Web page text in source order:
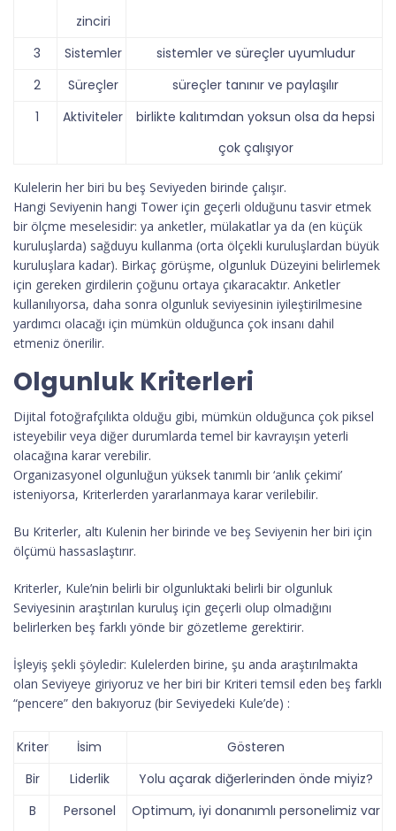
zinciri
3 Sistemler
sistemler ve süreçler uyumludur
2
Süreçler
süreçler tanınır ve paylaşılır
1
Aktiviteler
birlikte kalıtımdan yoksun olsa da hepsi
çok çalışıyor
Kulelerin her biri bu beş Seviyeden birinde çalışır.
Hangi Seviyenin hangi Tower için geçerli olduğunu tasvir etmek
bir ölçme meselesidir: ya anketler, mülakatlar ya da (en küçük
kuruluşlarda) sağduyu kullanma (orta ölçekli kuruluşlardan büyük
kuruluşlara kadar). Birkaç görüşme, olgunluk Düzeyini belirlemek
için gereken girdilerin çoğunu ortaya çıkaracaktır. Anketler
kullanılıyorsa, daha sonra olgunluk seviyesinin iyileştirilmesine
yardımcı olacağı için mümkün olduğunca çok insanı dahil
etmeniz önerilir.
Olgunluk Kriterleri
Dijital fotoğrafçılıkta olduğu gibi, mümkün olduğunca çok piksel
isteyebilir veya diğer durumlarda temel bir kavrayışın yeterli
olacağına karar verebilir.
Organizasyonel olgunluğun yüksek tanımlı bir ‘anlık çekimi’
isteniyorsa, Kriterlerden yararlanmaya karar verilebilir.
Bu Kriterler, altı Kulenin her birinde ve beş Seviyenin her biri için
ölçümü hassaslaştırır.
Kriterler, Kule’nin belirli bir olgunluktaki belirli bir olgunluk
Seviyesinin araştırılan kuruluş için geçerli olup olmadığını
belirlerken beş farklı yönde bir gözetleme gerektirir.
İşleyiş şekli şöyledir: Kulelerden birine, şu anda araştırılmakta
olan Seviyeye giriyoruz ve her biri bir Kriteri temsil eden beş farklı
“pencere” den bakıyoruz (bir Seviyedeki Kule’de) :
Kriter İsim
Gösteren
Bir
Liderlik
Yolu açarak diğerlerinden önde miyiz?
B
Personel
Optimum, iyi donanımlı personelimiz var